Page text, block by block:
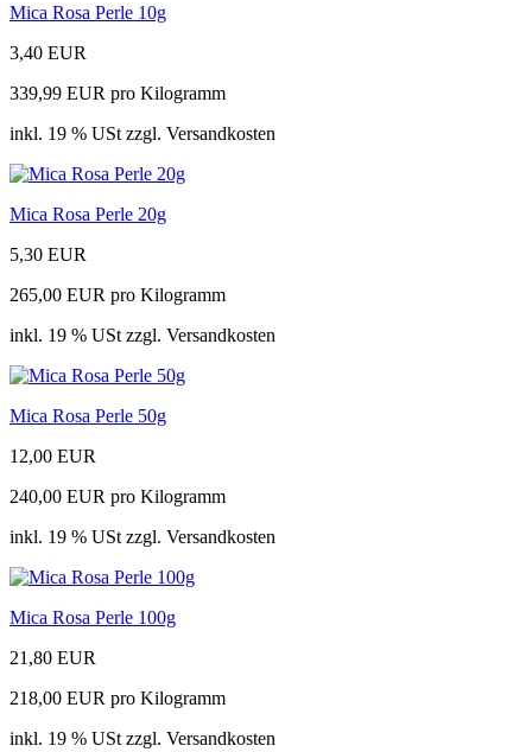
Mica Rosa Perle 10g
3,40 EUR
339,99 EUR pro Kilogramm
inkl. 19 % USt zzgl. Versandkosten
Mica Rosa Perle 20g
5,30 EUR
265,00 EUR pro Kilogramm
inkl. 19 % USt zzgl. Versandkosten
Mica Rosa Perle 50g
12,00 EUR
240,00 EUR pro Kilogramm
inkl. 19 % USt zzgl. Versandkosten
Mica Rosa Perle 100g
21,80 EUR
218,00 EUR pro Kilogramm
inkl. 19 % USt zzgl. Versandkosten